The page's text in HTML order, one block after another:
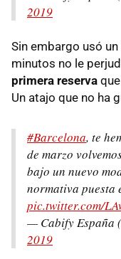
2019
Sin embargo usó
minutos no le
primera reserva
Un atajo que no ha
#Barcelona, te
de marzo
bajo un nuevo
normativa puesta
pic.twitter.com/
— Cabify España
2019